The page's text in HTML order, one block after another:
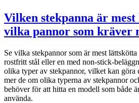
Vilken stekpanna är mest
vilka pannor som kräver
Se vilka stekpannor som är mest
rostfritt stål eller en med non-stick-
olika typer av stekpannor, vilket kan göra
mer de om olika typerna av stekpannor
behöver för att hitta en modell som både
använda.